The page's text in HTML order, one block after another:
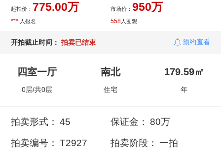
起拍价： 775.00万 市场价： 950万
*** 人报名 558 人围观
开拍截止时间： 拍卖已结束 预约查看
四室一厅
0层/共0层
南北
住宅
179.59㎡
年
拍卖形式： 45 保证金： 80万
拍卖编号： T2927 拍卖阶段： 一拍